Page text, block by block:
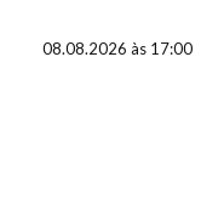
08.08.2026 às 17:00